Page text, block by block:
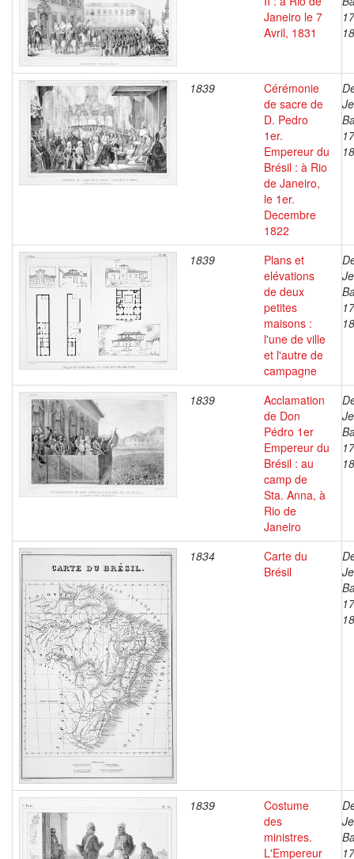
Janeiro le 7
Avril, 1831
1839
Cérémonie
de sacre de
D. Pedro
1er.
Empereur du
Brésil : à Rio
de Janeiro,
le 1er.
Decembre
1822
1839
Plans et
elévations
de deux
petites
maisons :
l'une de ville
et l'autre de
campagne
1839
Acclamation
de Don
Pédro 1er
Empereur du
Brésil : au
camp de
Sta. Anna, à
Rio de
Janeiro
1834
Carte du
Brésil
1839
Costume
des
ministres.
L'Empereur